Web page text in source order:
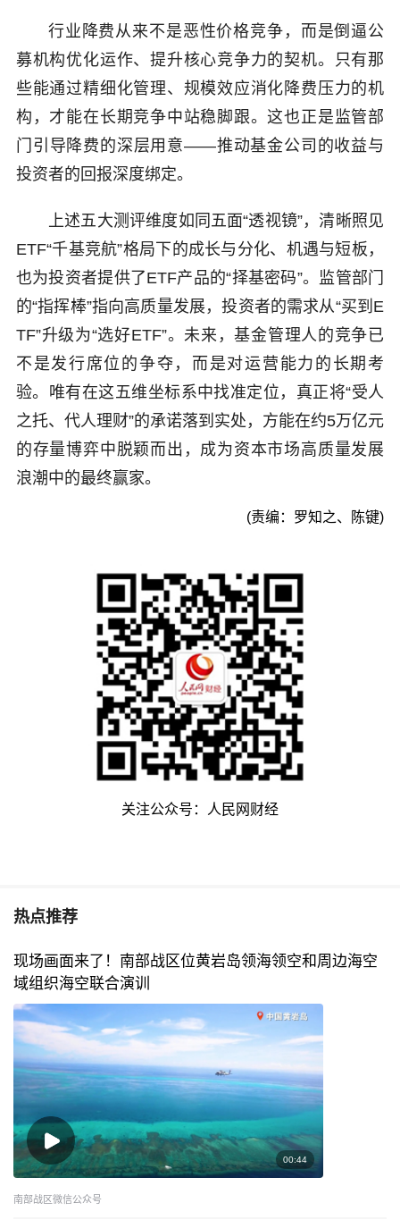
行业降费从来不是恶性价格竞争，而是倒逼公
募机构优化运作、提升核心竞争力的契机。只有那
些能通过精细化管理、规模效应消化降费压力的机
构，才能在长期竞争中站稳脚跟。这也正是监管部
门引导降费的深层用意——推动基金公司的收益与
投资者的回报深度绑定。
上述五大测评维度如同五面“透视镜”，清晰照见
ETF“千基竞航”格局下的成长与分化、机遇与短板，
也为投资者提供了ETF产品的“择基密码”。监管部门
的“指挥棒”指向高质量发展，投资者的需求从“买到E
TF”升级为“选好ETF”。未来，基金管理人的竞争已
不是发行席位的争夺，而是对运营能力的长期考
验。唯有在这五维坐标系中找准定位，真正将“受人
之托、代人理财”的承诺落到实处，方能在约5万亿元
的存量博弈中脱颖而出，成为资本市场高质量发展
浪潮中的最终赢家。
(责编：罗知之、陈键)
关注公众号：人民网财经
热点推荐
现场画面来了！南部战区位黄岩岛领海领空和周边海空
域组织海空联合演训
00:44
南部战区微信公众号